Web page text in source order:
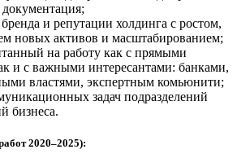
бренда и репутации холдинга с ростом,
новых активов и масштабированием;
на работу как с прямыми
и с важными интересантами: банками,
властями, экспертным комьюнити;
задач подразделений
бизнеса.
2020–2025):